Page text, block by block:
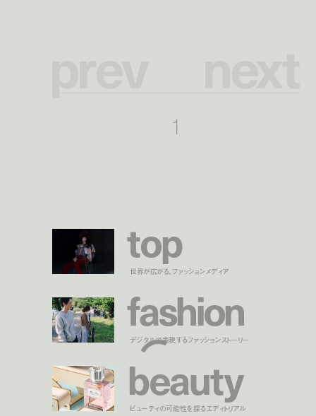
1
top
世界が広がる、ファッションメディア
fashion
デジタルで表現するファッションストーリー
beauty
ビューティの可能性を探るエディトリアル